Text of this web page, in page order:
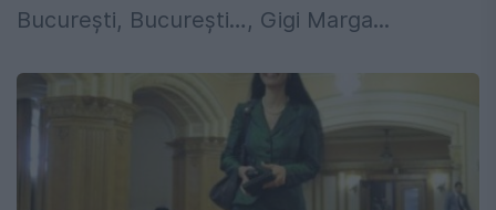
București, București…, Gigi Marga...